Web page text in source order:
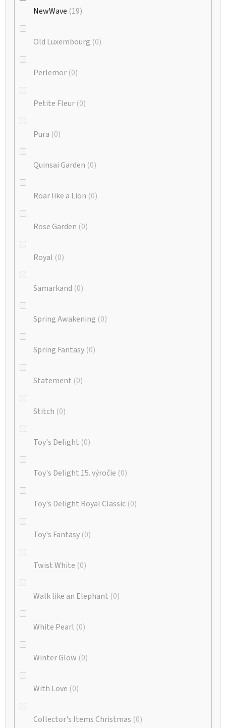
NewWave 19
Old Luxembourg 0
Perlemor 0
Petite Fleur 0
Pura 0
Quinsai Garden 0
Roar like a Lion 0
Rose Garden 0
Royal 0
Samarkand 0
Spring Awakening 0
Spring Fantasy 0
Statement 0
Stitch 0
Toy's Delight 0
Toy's Delight 15. výročie 0
Toy's Delight Royal Classic 0
Toy's Fantasy 0
Twist White 0
Walk like an Elephant 0
White Pearl 0
Winter Glow 0
With Love 0
Collector's Items Christmas 0